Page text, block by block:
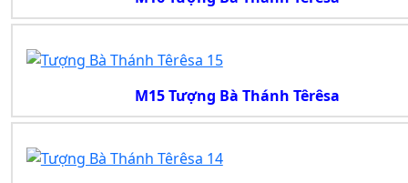
M15 Tượng Bà Thánh Têrêsa